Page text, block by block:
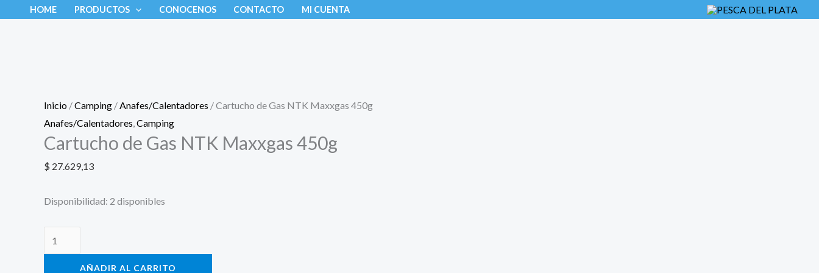
HOME PRODUCTOS CONOCENOS CONTACTO MI CUENTA
Inicio /Camping /Anafes/Calentadores / Cartucho de Gas NTK Maxxgas 450g
Anafes/Calentadores,Camping
Cartucho de Gas NTK Maxxgas 450g
$ 27.629,13
Disponibilidad: 2 disponibles
Cartucho
AÑADIR AL CARRITO